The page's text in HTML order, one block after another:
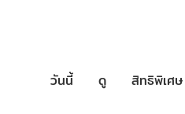
วันนี้ ดู สิทธิพิเศษ